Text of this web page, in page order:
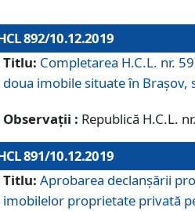
892/10.12.2019
Titlu: Completarea H.C.L. nr.
doua imobile situate în Brașov,
Observații : Republică H.C.L.
891/10.12.2019
Titlu: Aprobarea declanșării
imobilelor proprietate privată